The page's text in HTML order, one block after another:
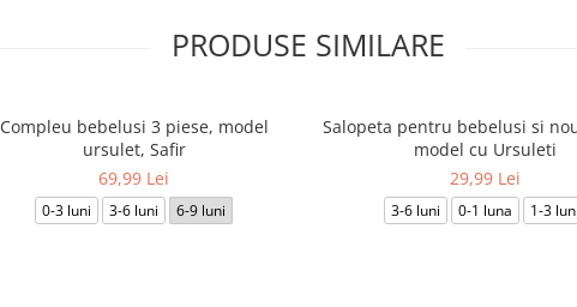
PRODUSE SIMILARE
Compleu bebelusi 3 piese, model
ursulet, Safir
69,99 Lei
0-3 luni 3-6 luni 6-9 luni
Salopeta pentru bebelusi si
model cu Ursuleti
29,99 Lei
3-6 luni 0-1 luna 1-3 luni